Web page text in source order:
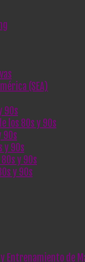
(SEA)
90s
los 80s y 90s
90s
y 90s
y 90s
y 90s
Entrenamiento de